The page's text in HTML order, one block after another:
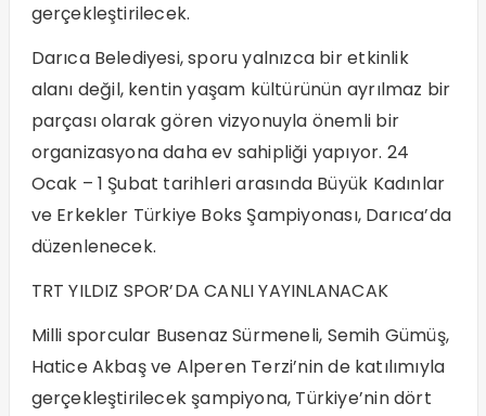
gerçekleştirilecek.
Darıca Belediyesi, sporu yalnızca bir etkinlik
alanı değil, kentin yaşam kültürünün ayrılmaz bir
parçası olarak gören vizyonuyla önemli bir
organizasyona daha ev sahipliği yapıyor. 24
Ocak – 1 Şubat tarihleri arasında Büyük Kadınlar
ve Erkekler Türkiye Boks Şampiyonası, Darıca’da
düzenlenecek.
TRT YILDIZ SPOR’DA CANLI YAYINLANACAK
Milli sporcular Busenaz Sürmeneli, Semih Gümüş,
Hatice Akbaş ve Alperen Terzi’nin de katılımıyla
gerçekleştirilecek şampiyona, Türkiye’nin dört